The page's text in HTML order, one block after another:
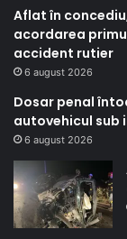
Aflat în
acordarea
accident rutier
6 august 2026
Dosar penal
autovehicul sub
6 august 2026